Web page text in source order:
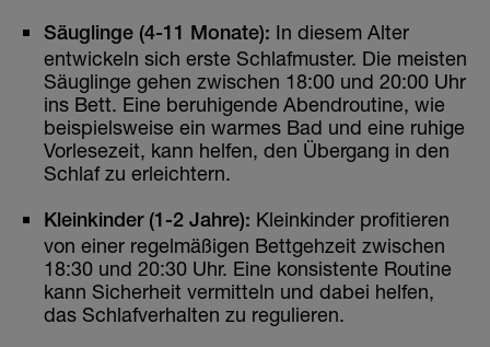
Säuglinge (4-11 Monate): In diesem Alter
entwickeln sich erste Schlafmuster. Die meisten
Säuglinge gehen zwischen 18:00 und 20:00 Uhr
ins Bett. Eine beruhigende Abendroutine, wie
beispielsweise ein warmes Bad und eine ruhige
Vorlesezeit, kann helfen, den Übergang in den
Schlaf zu erleichtern.
Kleinkinder (1-2 Jahre): Kleinkinder profitieren
von einer regelmäßigen Bettgehzeit zwischen
18:30 und 20:30 Uhr. Eine konsistente Routine
kann Sicherheit vermitteln und dabei helfen,
das Schlafverhalten zu regulieren.